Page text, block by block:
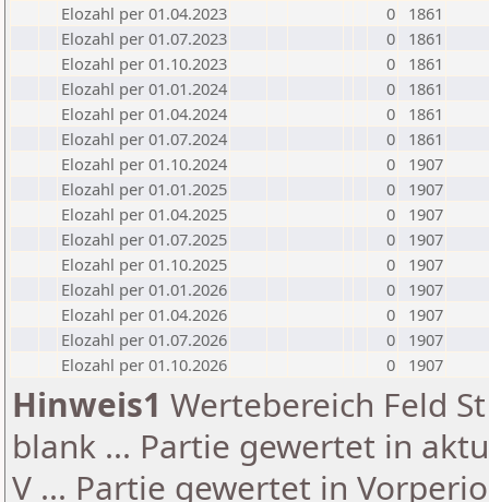
Elozahl per 01.04.2023
0
1861
Elozahl per 01.07.2023
0
1861
Elozahl per 01.10.2023
0
1861
Elozahl per 01.01.2024
0
1861
Elozahl per 01.04.2024
0
1861
Elozahl per 01.07.2024
0
1861
Elozahl per 01.10.2024
0
1907
Elozahl per 01.01.2025
0
1907
Elozahl per 01.04.2025
0
1907
Elozahl per 01.07.2025
0
1907
Elozahl per 01.10.2025
0
1907
Elozahl per 01.01.2026
0
1907
Elozahl per 01.04.2026
0
1907
Elozahl per 01.07.2026
0
1907
Elozahl per 01.10.2026
0 1907
Hinweis1 Wertebereich Feld
blank ... Partie gewertet in
V ... Partie gewertet in